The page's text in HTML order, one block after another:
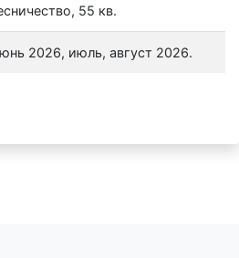
55 кв.
2026, июль, август 2026.